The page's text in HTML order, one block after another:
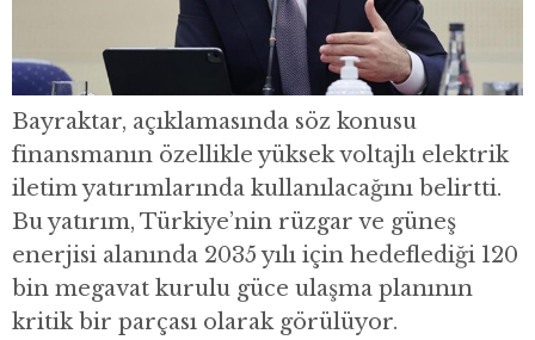
Bayraktar, açıklamasında söz konusu
finansmanın özellikle yüksek voltajlı elektrik
iletim yatırımlarında kullanılacağını belirtti.
Bu yatırım, Türkiye’nin rüzgar ve güneş
enerjisi alanında 2035 yılı için hedeflediği 120
bin megavat kurulu güce ulaşma planının
kritik bir parçası olarak görülüyor.